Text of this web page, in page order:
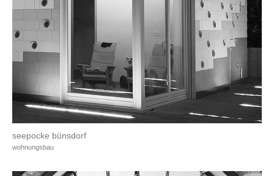
seepocke bünsdorf
wohnungsbau